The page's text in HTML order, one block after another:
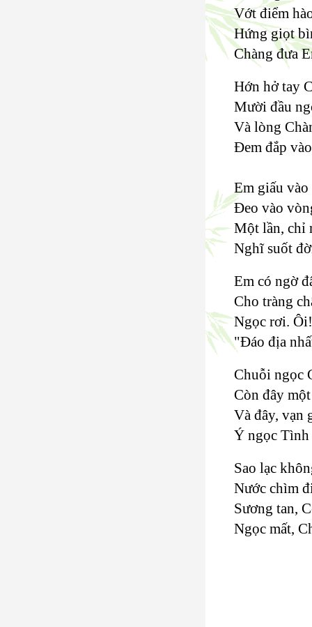
Vớt điểm
Hứng giọt
Chàng đưa
Hớn hở tay
Mười đầu
Và lòng
Đem đắp
Em giấu
Đeo vào
Một lần, chỉ
Nghĩ suốt
Em có ngờ
Cho tràng
Ngọc rơi.
"Đáo địa
Chuỗi ngọc
Còn đây
Và đây, vạn
Ý ngọc Tình
Sao lạc
Nước chìm
Sương tan,
Ngọc mất,